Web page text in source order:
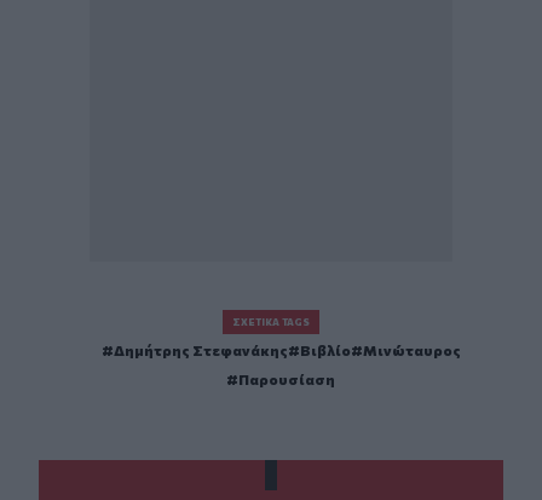
ΣΧΕΤΙΚΆ TAGS
Δημήτρης Στεφανάκης Βιβλίο
Μινώταυρος
Παρουσίαση